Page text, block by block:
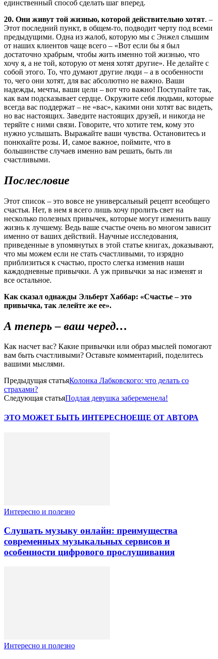
единственный способ сделать шаг вперед.
20. Они живут той жизнью, которой действительно хотят. –
Этот последний пункт, в общем-то, подводит черту под всеми
предыдущими. Одна из жалоб, которую мы с Энжел слышим
от наших клиентов чаще всего – «Вот если бы я был
достаточно храбрым, чтобы жить именно той жизнью, что
хочу я, а не той, которую от меня хотят другие». Не делайте с
собой этого. То, что думают другие люди – а в особенности
то, чего они хотят, для вас абсолютно не важно. Ваши
надежды, мечты, ваши цели – вот что важно! Поступайте так,
как вам подсказывает сердце. Окружите себя людьми, которые
всегда вас поддержат – не «вас», какими они хотят вас видеть,
но вас настоящих. Заведите настоящих друзей, и никогда не
теряйте с ними связи. Говорите, что хотите тем, кому это
нужно услышать. Выражайте ваши чувства. Остановитесь и
понюхайте розы. И, самое важное, поймите, что в
большинстве случаев именно вам решать, быть ли
счастливыми.
Послесловие
Этот список – это вовсе не универсальный рецепт всеобщего
счастья. Нет, в нем я всего лишь хочу пролить свет на
несколько полезных привычек, которые могут изменить вашу
жизнь к лучшему. Ведь ваше счастье очень во многом зависит
именно от ваших действий. Научные исследования,
приведенные в упомянутых в этой статье книгах, доказывают,
что мы можем если не стать счастливыми, то изрядно
приблизиться к счастью, просто слегка изменив наши
каждодневные привычки. А уж привычки за нас изменят и
все остальное.
Как сказал однажды Эльберт Хаббар: «Счастье – это
привычка, так лелейте же ее».
А теперь – ваш черед…
Как насчет вас? Какие привычки или образ мыслей помогают
вам быть счастливыми? Оставьте комментарий, поделитесь
вашими мыслями.
Предыдущая статьяКолонка Лабковского: что делать со
страхами?
Следующая статьяПодлая девушка забеременела!
ЭТО МОЖЕТ БЫТЬ ИНТЕРЕСНОЕЩЕ ОТ АВТОРА
Интересно и полезно
Слушать музыку онлайн: преимущества
современных музыкальных сервисов и
особенности цифрового прослушивания
Интересно и полезно